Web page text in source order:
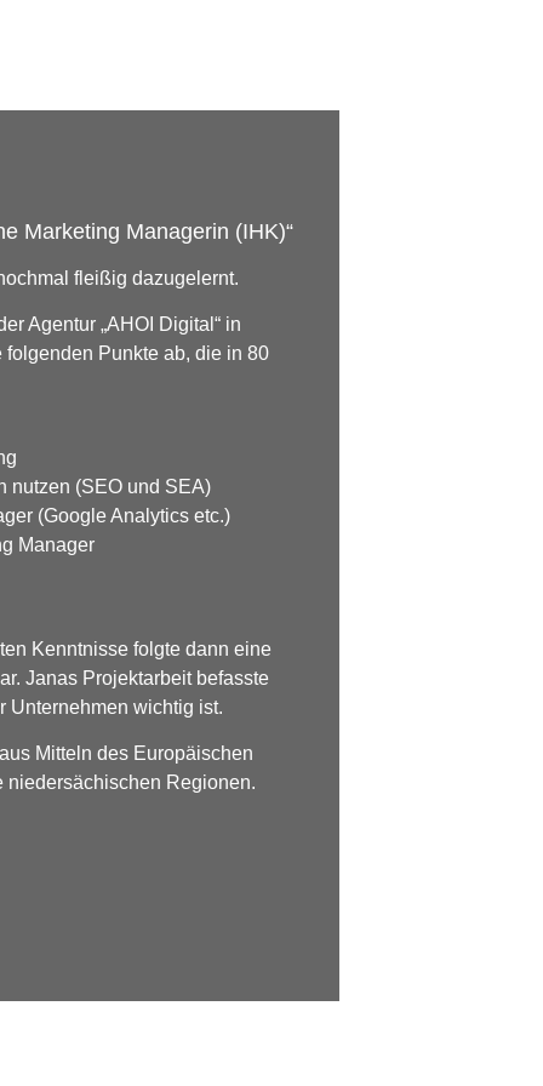
Marketing Managerin (IHK)“
fleißig dazugelernt.
Agentur „AHOI Digital“ in
Punkte ab, die in 80
nutzen (SEO und SEA)
(Google Analytics etc.)
Manager
Kenntnisse folgte dann eine
Janas Projektarbeit befasste
Unternehmen wichtig ist.
Mitteln des Europäischen
niedersächischen Regionen.